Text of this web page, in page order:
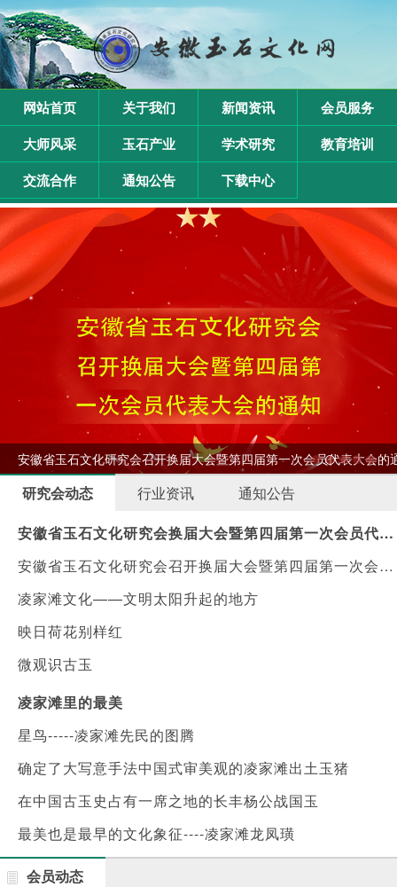
网站首页 关于我们 新闻资讯 会员服务
大师风采 玉石产业 学术研究 教育培训
交流合作 通知公告 下载中心
安徽省玉石文化研究会召开换届大会暨第四届第一次会员代表大会的
研究会动态 行业资讯
通知公告
安徽省玉石文化研究会换届大会暨第四届第一次会员代表大会顺利召开
安徽省玉石文化研究会召开换届大会暨第四届第一次会员代表大会的通知
凌家滩文化——文明太阳升起的地方
映日荷花别样红
微观识古玉
凌家滩里的最美
星鸟-----凌家滩先民的图腾
确定了大写意手法中国式审美观的凌家滩出土玉猪
在中国古玉史占有一席之地的长丰杨公战国玉
最美也是最早的文化象征----凌家滩龙凤璜
会员动态